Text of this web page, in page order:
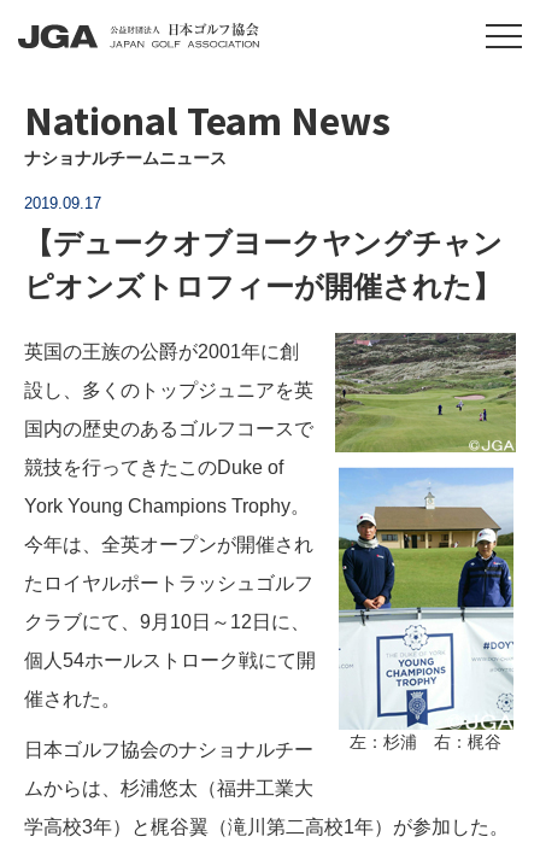
National Team News
ナショナルチームニュース
2019.09.17
【デュークオブヨークヤングチャン
ピオンズトロフィーが開催された】
左：杉浦 右：梶谷
英国の王族の公爵が2001年に創
設し、多くのトップジュニアを英
国内の歴史のあるゴルフコースで
競技を行ってきたこのDuke of
York Young Champions Trophy。
今年は、全英オープンが開催され
たロイヤルポートラッシュゴルフ
クラブにて、9月10日～12日に、
個人54ホールストローク戦にて開
催された。
日本ゴルフ協会のナショナルチー
ムからは、杉浦悠太（福井工業大
学高校3年）と梶谷翼（滝川第二高校1年）が参加した。